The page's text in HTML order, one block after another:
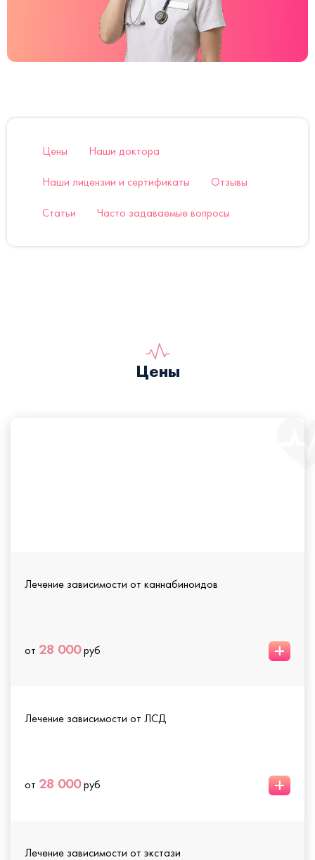
Цены Наши доктора
Наши лицензии и сертификаты Отзывы
Статьи Часто задаваемые вопросы
Цены
Лечение зависимости от каннабиноидов
от 28 000руб +
Лечение зависимости от ЛСД
от 28 000руб +
Лечение зависимости от экстази